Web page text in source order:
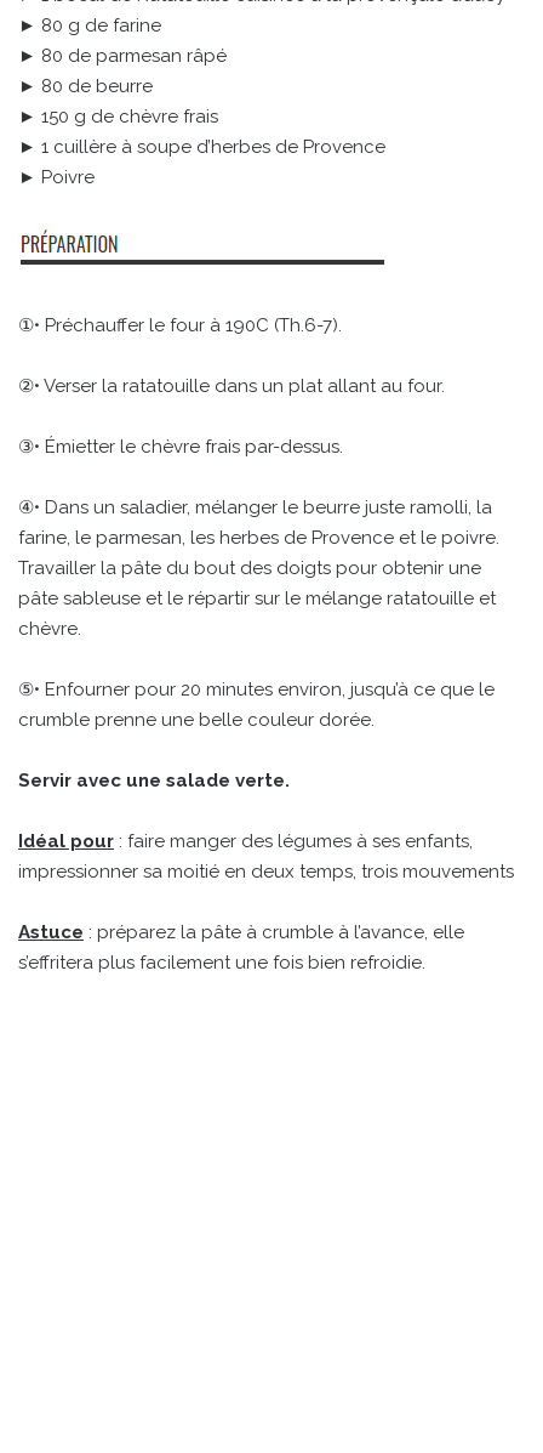
► 80 g de farine
► 80 de parmesan râpé
► 80 de beurre
► 150 g de chèvre frais
► 1 cuillère à soupe d’herbes de Provence
► Poivre
①• Préchauffer le four à 190C (Th.6-7).
②• Verser la ratatouille dans un plat allant au four.
③• Émietter le chèvre frais par-dessus.
④• Dans un saladier, mélanger le beurre juste ramolli, la
farine, le parmesan, les herbes de Provence et le poivre.
Travailler la pâte du bout des doigts pour obtenir une
pâte sableuse et le répartir sur le mélange ratatouille et
chèvre.
⑤• Enfourner pour 20 minutes environ, jusqu’à ce que le
crumble prenne une belle couleur dorée.
Servir avec une salade verte.
Idéal pour : faire manger des légumes à ses enfants,
impressionner sa moitié en deux temps, trois mouvements
Astuce : préparez la pâte à crumble à l’avance, elle
s’effritera plus facilement une fois bien refroidie.